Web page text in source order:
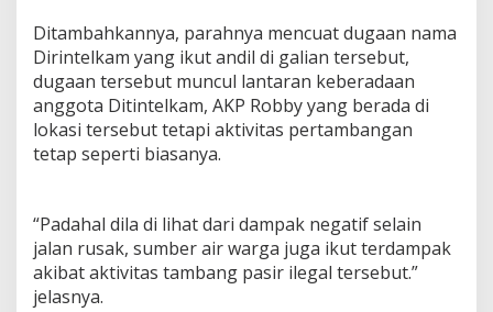
K
a
b
.
B
l
i
r
a
n
Ditambahkannya, parahnya mencuat dugaan nama
Dirintelkam yang ikut andil di galian tersebut,
dugaan tersebut muncul lantaran keberadaan
anggota Ditintelkam, AKP Robby yang berada di
lokasi tersebut tetapi aktivitas pertambangan
tetap seperti biasanya.
“Padahal dila di lihat dari dampak negatif selain
jalan rusak, sumber air warga juga ikut terdampak
akibat aktivitas tambang pasir ilegal tersebut.”
jelasnya.